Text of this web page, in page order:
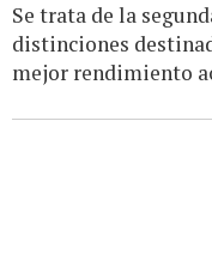
Se trata de la
distinciones
mejor rendimiento